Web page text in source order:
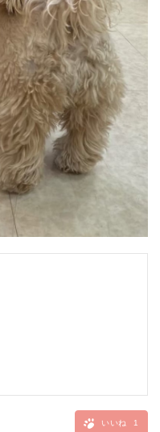
いいね 1